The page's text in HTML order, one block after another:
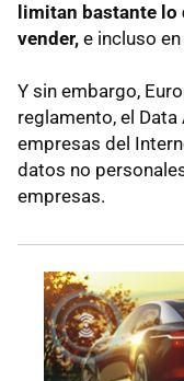
limitan bastante lo
vender, e incluso
Y sin embargo,
reglamento, el
empresas del
datos no
empresas.